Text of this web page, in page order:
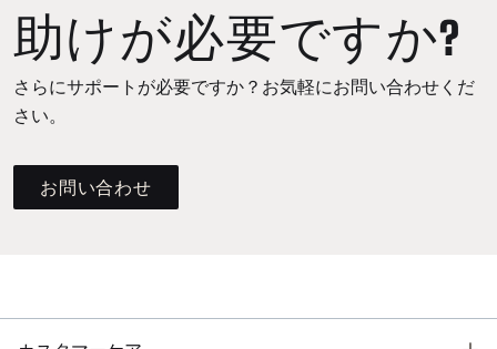
助けが必要ですか?
さらにサポートが必要ですか？お気軽にお問い合わせくだ
さい。
お問い合わせ